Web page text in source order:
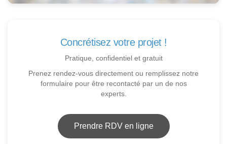
Concrétisez votre projet !
Pratique, confidentiel et gratuit
Prenez rendez-vous directement ou remplissez notre
formulaire pour être recontacté par un de nos
experts.
Prendre RDV en ligne